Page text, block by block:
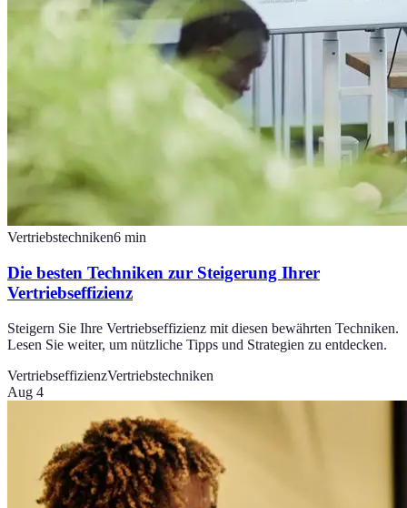
Vertriebstechniken6 min
Die besten Techniken zur Steigerung Ihrer
Vertriebseffizienz
Steigern Sie Ihre Vertriebseffizienz mit diesen bewährten Techniken.
Lesen Sie weiter, um nützliche Tipps und Strategien zu entdecken.
VertriebseffizienzVertriebstechniken
Aug 4